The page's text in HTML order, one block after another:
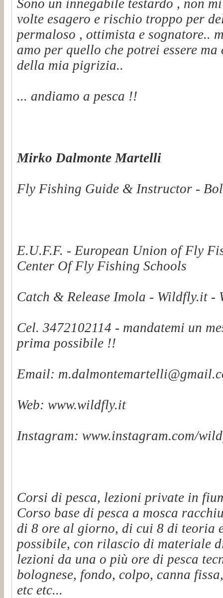
Sono un innegabile testardo , non
volte esagero e rischio troppo per
permaloso , ottimista e sognatore..
amo per quello che potrei essere
della mia pigrizia..
... andiamo a pesca !!
Mirko Dalmonte Martelli
Fly Fishing Guide & Instructor -
E.U.F.F. - European Union of Fly
Center Of Fly Fishing Schools
Catch & Release Imola - Wildfly.it
Cel. 3472102114 - mandatemi un
prima possibile !!
Email:
Web: www.wildfly.it
Instagram: www.instagram.com/
Corsi di pesca, lezioni private in
Corso base di pesca a mosca
di 8 ore al giorno, di cui 8 di teoria
possibile, con rilascio di materiale
lezioni da una o più ore di pesca
bolognese, fondo, colpo, canna
etc etc...